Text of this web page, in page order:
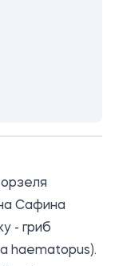
Сафина
- гриб
haematopus).